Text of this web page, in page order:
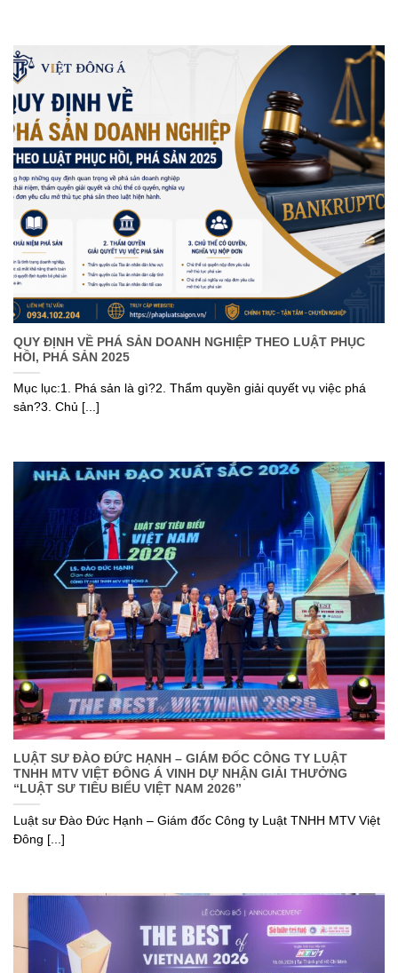
QUY ĐỊNH VỀ PHÁ SẢN DOANH NGHIỆP THEO LUẬT PHỤC
HỒI, PHÁ SẢN 2025
Mục lục:1. Phá sản là gì?2. Thẩm quyền giải quyết vụ việc phá
sản?3. Chủ [...]
LUẬT SƯ ĐÀO ĐỨC HẠNH – GIÁM ĐỐC CÔNG TY LUẬT
TNHH MTV VIỆT ĐÔNG Á VINH DỰ NHẬN GIẢI THƯỞNG
“LUẬT SƯ TIÊU BIỂU VIỆT NAM 2026”
Luật sư Đào Đức Hạnh – Giám đốc Công ty Luật TNHH MTV Việt
Đông [...]